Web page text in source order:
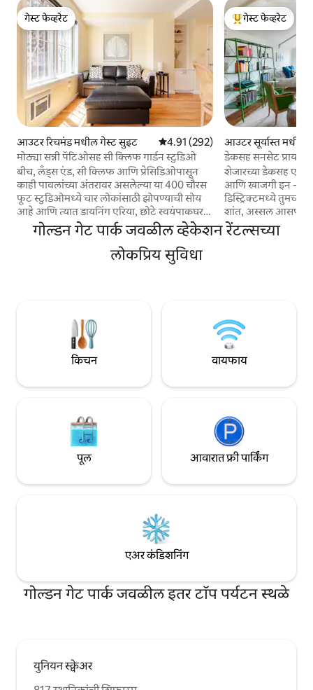
गेस्ट फेव्हरेट
गेस्ट फेव्हरेट
आउटर रिचमंड मधील गेस्ट सुइट 5 पैकी 4.91 सरासरी रेटिंग, 292 रिव्ह्यूज
4.91 (292)
मोठ्या सन्नी पॅटिओसह सी क्लिफ गार्डन स्टुडिओ
बीच, लँड्स एंड, सी क्लिफ आणि प्रेसिडिओपासून
काही पावलांच्या अंतरावर असलेल्या या 400 चौरस
फूट स्टुडिओमध्ये चार लोकांसाठी झोपण्याची सोय
आहे आणि त्यात डायनिंग एरिया, छोटे स्वयंपाकघर,
मिनी फ्रिज आणि मायक्रोवेव्ह आहे. या खाजगी
जागेतून एका मोठ्या बागेकडे दृष्टी जाते, ज्यामध्ये
300 चौरस फूटाचा अंगण आणि बाहेर जेवणाची
जागा आहे, जी फक्त तुमच्या वापरासाठी आरक्षित
भांडी आणि कॉफी/चहा सेवा आहे. रस्त्यावर
विनामूल्य पार्किंग.
टॉप गेस्ट फेव्हरेट
गेस्ट फेव्हरेट
आउटर सूर्यास्त मधील
डेकसह सनसेट
शेजारच्या डेकसह एक
आणि खाजगी इन - लॉ
डिस्ट्रिक्टमध्ये
शांत, अस्सल
असलेल्या
भेट देणाऱ्या
देखील 2 ब्लॉकपेक्षा
गोल्डन गेट पार्क जवळील व्हेकेशन रेंटल्सच्या
लोकप्रिय सुविधा
किचन वायफाय
पूल आवारात फ्री पार्किंग
एअर कंडिशनिंग
गोल्डन गेट पार्क जवळील इतर टॉप पर्यटन स्थळे
युनियन स्क्वेअर